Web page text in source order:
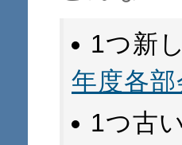
1つ新
年度各
1つ古